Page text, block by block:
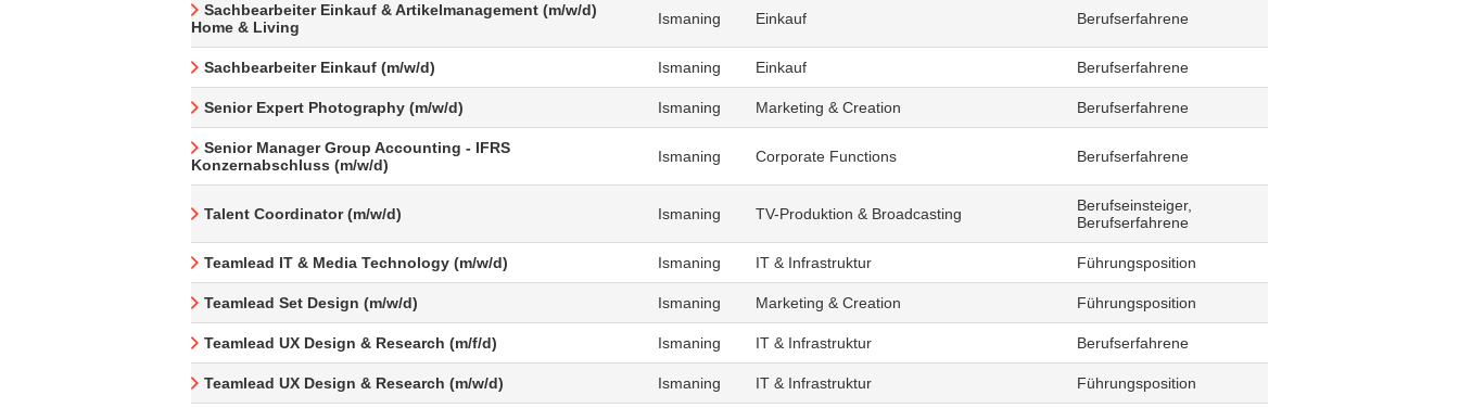
Sachbearbeiter Einkauf & Artikelmanagement (m/w/d)
Home & Living
Ismaning Einkauf Berufserfahrene
Sachbearbeiter Einkauf (m/w/d) Ismaning Einkauf Berufserfahrene
Senior Expert Photography (m/w/d) Ismaning Marketing & Creation Berufserfahrene
Senior Manager Group Accounting - IFRS
Konzernabschluss (m/w/d)
Ismaning Corporate Functions Berufserfahrene
Talent Coordinator (m/w/d) Ismaning TV-Produktion & Broadcasting
Berufseinsteiger,
Berufserfahrene
Teamlead IT & Media Technology (m/w/d) Ismaning IT & Infrastruktur Führungsposition
Teamlead Set Design (m/w/d) Ismaning Marketing & Creation Führungsposition
Teamlead UX Design & Research (m/f/d) Ismaning IT & Infrastruktur Berufserfahrene
Teamlead UX Design & Research (m/w/d) Ismaning IT & Infrastruktur Führungsposition